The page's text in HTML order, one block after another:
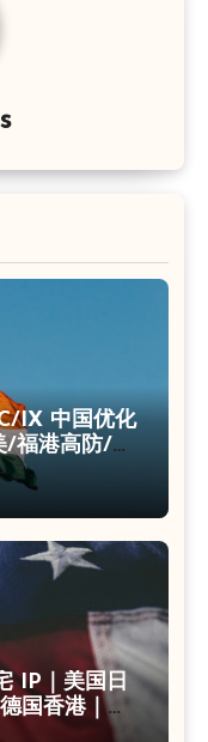
IX 中国优化
福港高防/上
IP｜美国日
国香港｜独